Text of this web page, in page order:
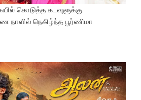
கொடுத்த கடவுளுக்கு
நாளில் நெகிழ்ந்த பூர்ணிமா